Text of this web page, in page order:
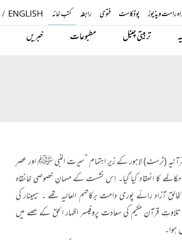
راست ویڈیوز پوڈکاسٹ فتوی رابطہ کتب خانہ ENGLISH
/
تربیتی چینل مطبوعات خبریں
علومِ قرآنیہ (ٹرسٹ) لاہور کے زیرِ اہتمام ”سیرت النبی ﷺ اور عصرِ
کا انعقاد کیا گیا۔ اِس نشست کے مہمانِ خصوصی خانقاہ
آزاد رائے پوری دامت برکاتہم العالیہ تھے ۔ سیمینار کی
قرآن حکیم کی سعادت پروفیسر اظہار الحق کے حصے میں